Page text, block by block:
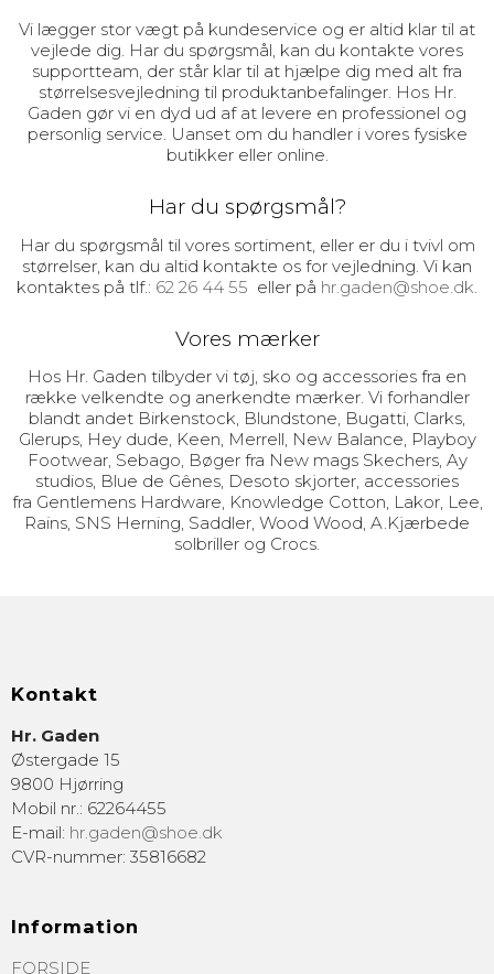
Vi lægger stor vægt på kundeservice og er altid klar til at
vejlede dig. Har du spørgsmål, kan du kontakte vores
supportteam, der står klar til at hjælpe dig med alt fra
størrelsesvejledning til produktanbefalinger. Hos Hr.
Gaden gør vi en dyd ud af at levere en professionel og
personlig service. Uanset om du handler i vores fysiske
butikker eller online.
Har du spørgsmål?
Har du spørgsmål til vores sortiment, eller er du i tvivl om
størrelser, kan du altid kontakte os for vejledning. Vi kan
kontaktes på tlf.: 62 26 44 55 eller på hr.gaden@shoe.dk
Vores mærker
Hos Hr. Gaden tilbyder vi tøj, sko og accessories fra en
række velkendte og anerkendte mærker. Vi forhandler
blandt andet Birkenstock, Blundstone, Bugatti, Clarks,
Glerups, Hey dude, Keen, Merrell, New Balance, Playboy
Footwear, Sebago, Bøger fra New mags Skechers, Ay
studios, Blue de Gênes, Desoto skjorter, accessories
fra Gentlemens Hardware, Knowledge Cotton, Lakor, Lee,
Rains, SNS Herning, Saddler, Wood Wood, A.Kjærbede
solbriller og Crocs.
Kontakt
Hr. Gaden
Østergade 15
9800 Hjørring
Mobil nr.: 62264455
E-mail: hr.gaden@shoe.dk
CVR-nummer: 35816682
Information
FORSIDE